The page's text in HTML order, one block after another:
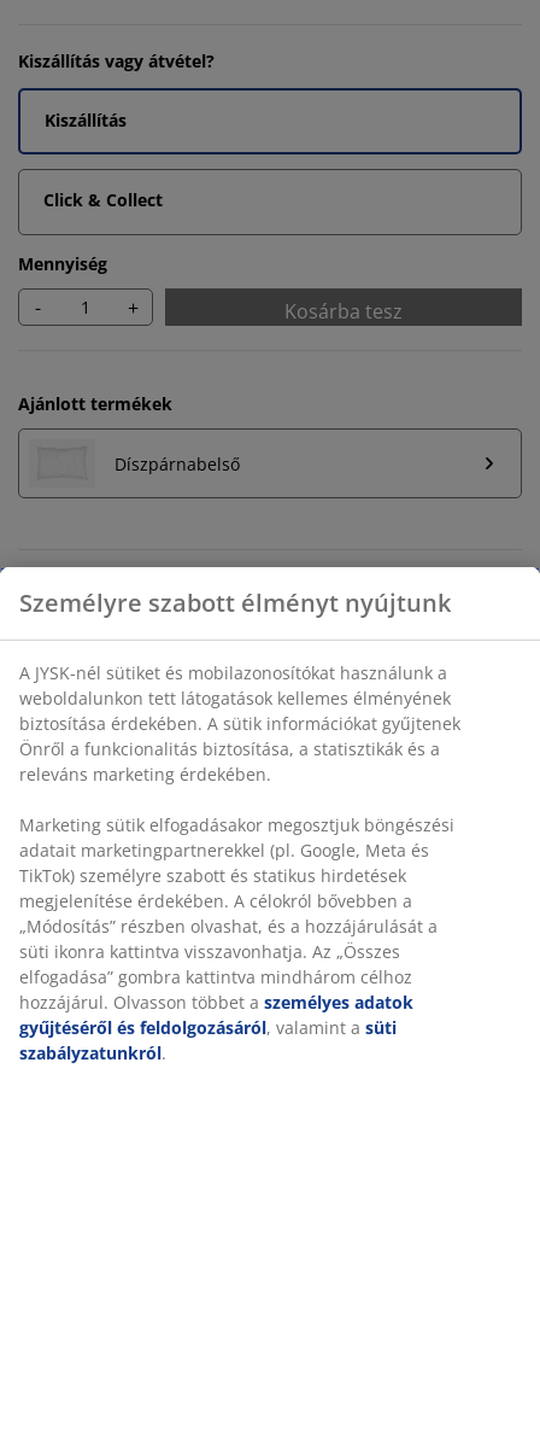
Kiszállítás vagy átvétel?
Kiszállítás
Click & Collect
Mennyiség
- + Kosárba tesz
Ajánlott termékek
Díszpárnabelső
Korlátlan termékvisszavétel
Időkorlát nélkül - bármelyik JYSK áruházban
30 napos árgarancia minden termékre
Rugalmas házhozszállítás
Gyors és egyszerű házhozszállítás, ahogy Ön szeretné
SKU: 6896326
Részletes Adatok
Értékelések
Személyre szabott élményt nyújtunk
A JYSK-nél sütiket és mobilazonosítókat használunk a
biztosítása érdekében. A sütik információkat gyűjtenek
Önről a funkcionalitás biztosítása, a statisztikák és a
releváns marketing érdekében.
Marketing sütik elfogadásakor megosztjuk böngészési
adatait marketingpartnerekkel (pl. Google, Meta és TikTok)
személyre szabott és statikus hirdetések megjelenítése
érdekében. A célokról bővebben a „Módosítás” részben
olvashat, és a hozzájárulását a süti ikonra kattintva
visszavonhatja. Az „Összes elfogadása” gombra kattintva